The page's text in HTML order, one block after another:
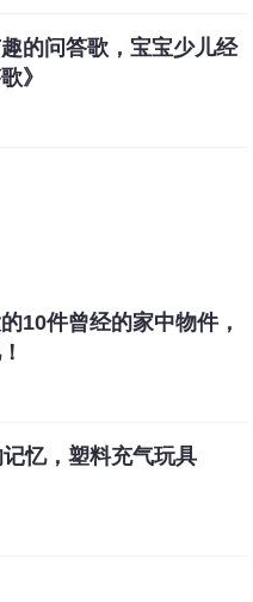
的问答歌，宝宝少儿经
》
10件曾经的家中物件，
忆，塑料充气玩具